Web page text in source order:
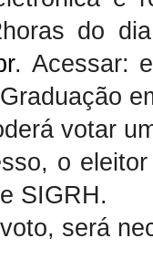
do
. Acessar:
votar
o
SIGRH.
será